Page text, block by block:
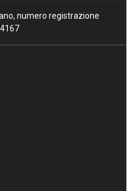
numero registrazione